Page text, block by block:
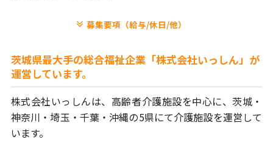
募集要項（給与/休日/他）
茨城県最大手の総合福祉企業「株式会社いっしん」が
運営しています。
株式会社いっしんは、高齢者介護施設を中心に、茨城・
神奈川・埼玉・ 千葉・沖縄の5県にて介護施設を運営して
います。